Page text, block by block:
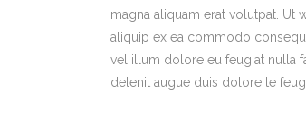
magna aliquam erat volutpat. Ut
aliquip ex ea commodo
vel illum dolore eu feugiat nulla
delenit augue duis dolore te